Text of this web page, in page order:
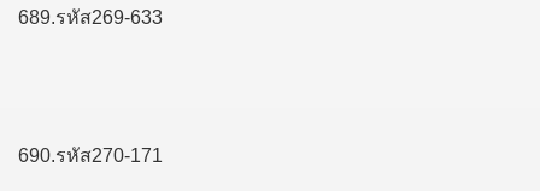
689.รหัส269-633
690.รหัส270-171